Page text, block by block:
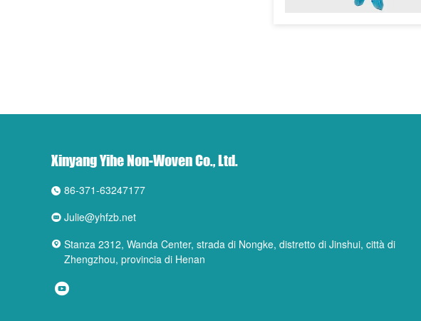
Xinyang Yihe Non-Woven Co., Ltd.
86-371-63247177
Julie@yhfzb.net
Stanza 2312, Wanda Center, strada di Nongke, distretto di Jinshui, città di
Zhengzhou, provincia di Henan